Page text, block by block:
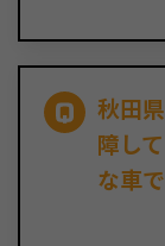
秋田
障し
な車